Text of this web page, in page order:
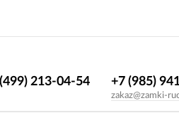
213-04-54​ +7 (985)
zakaz@zamki-